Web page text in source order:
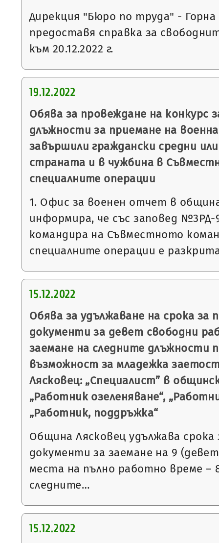
Дирекция "Бюро по труда" -
предоставя справка за
към 20.12.2022 г.
19.12.2022
Обява за провеждане на конкурс
длъжности за приемане на
завършили граждански средни
страната и в чужбина в
специалните операции
1. Офис за военен отчет в
информира, че със заповед №3РД-
командира на Съвместното
специалните операции е
15.12.2022
Обява за удължаване на срока за
документи за девет свободни
заемане на следните длъжности
възможност за младежка
Лясковец: „Специалист” в
„Работник озеленяване“,
„Работник, поддръжка“
Община Лясковец удължава срока
документи за заемане на 9
места на пълно работно време –
следните…
15.12.2022